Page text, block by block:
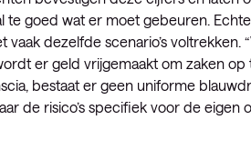
te goed wat er moet gebeuren.
dezelfde scenario’s
er geld vrijgemaakt om zaken op
bestaat er geen uniforme
de risico’s specifiek voor de eigen